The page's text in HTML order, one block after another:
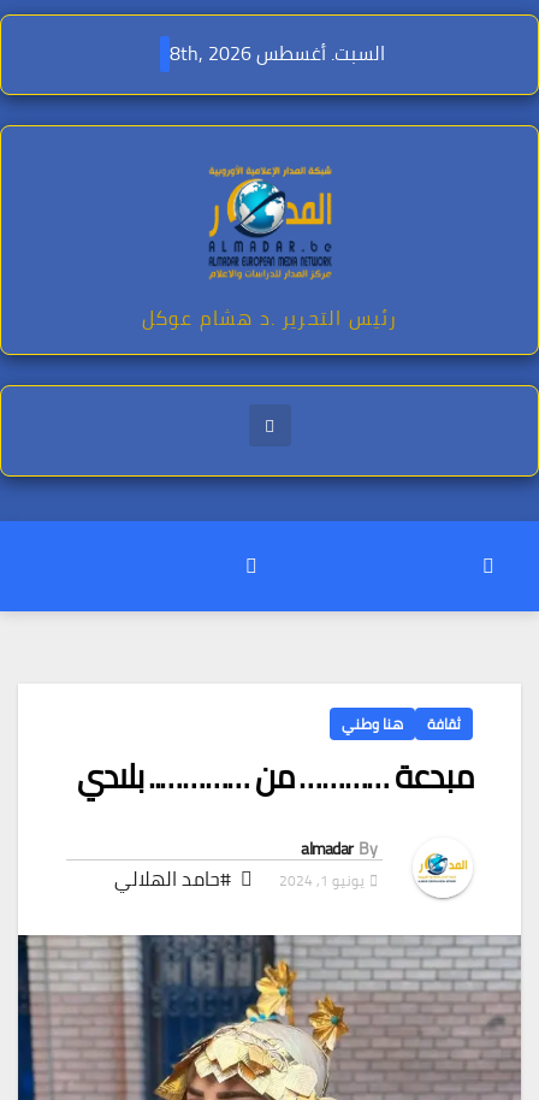
Skip
content
السبت. أغسطس 8th, 2026
رئيس التحرير .د هشام عوكل
ثقافة هنا وطني
مبدعة ………… من ………….. بلادي
By
almadar
يونيو 1, 2024 #حامد الهلالي